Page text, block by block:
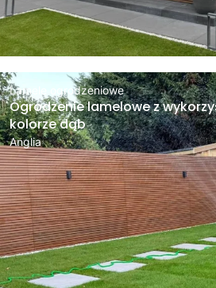
Lamele ogrodzeniowe
Ogrodzenie lamelowe z
kolorze dąb
Anglia